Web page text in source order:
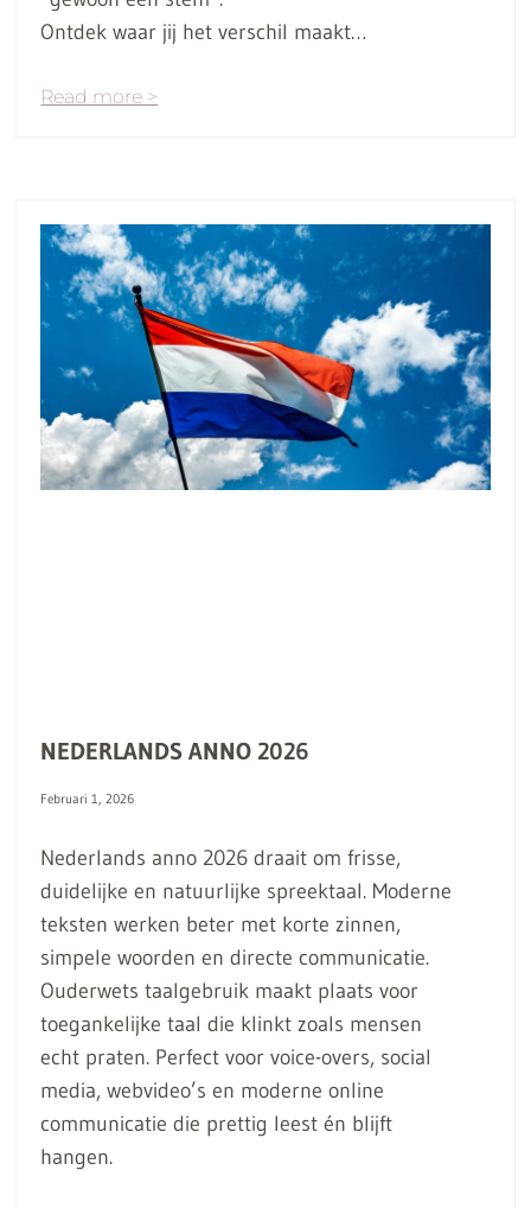
Ontdek waar jij het verschil maakt…
Read more >
NEDERLANDS ANNO 2026
Februari 1, 2026
Nederlands anno 2026 draait om frisse,
duidelijke en natuurlijke spreektaal. Moderne
teksten werken beter met korte zinnen,
simpele woorden en directe communicatie.
Ouderwets taalgebruik maakt plaats voor
toegankelijke taal die klinkt zoals mensen
echt praten. Perfect voor voice-overs, social
media, webvideo’s en moderne online
communicatie die prettig leest én blijft
hangen.